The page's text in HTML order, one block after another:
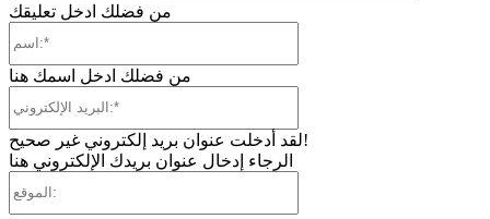
من فضلك ادخل تعليقك
من فضلك ادخل اسمك هنا
لقد أدخلت عنوان بريد إلكتروني غير صحيح!
الرجاء إدخال عنوان بريدك الإلكتروني هنا